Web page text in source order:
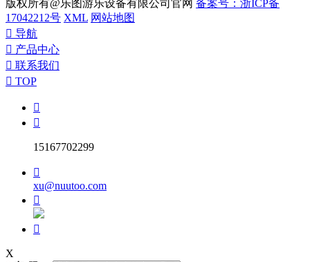
版权所有@乐图游乐设备有限公司官网 备案号：浙ICP备
17042212号 XML 网站地图
 导航
 产品中心
 联系我们
 TOP


15167702299

xu@nuutoo.com


X